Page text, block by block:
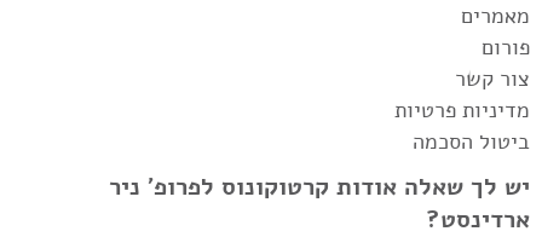
מאמרים
פורום
צור קשר
מדיניות פרטיות
ביטול הסכמה
יש לך שאלה אודות קרטוקונוס לפרופ' ניר
ארדינסט?